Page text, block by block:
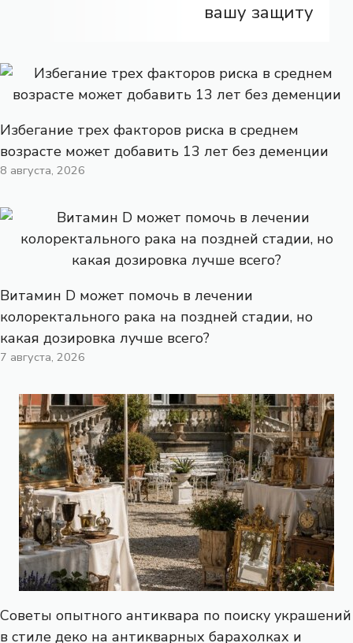
вашу защиту
Избегание трех факторов риска в среднем
возрасте может добавить 13 лет без деменции
8 августа, 2026
Витамин D может помочь в лечении
колоректального рака на поздней стадии, но
какая дозировка лучше всего?
7 августа, 2026
Советы опытного антиквара по поиску украшений
в стиле деко на антикварных барахолках и